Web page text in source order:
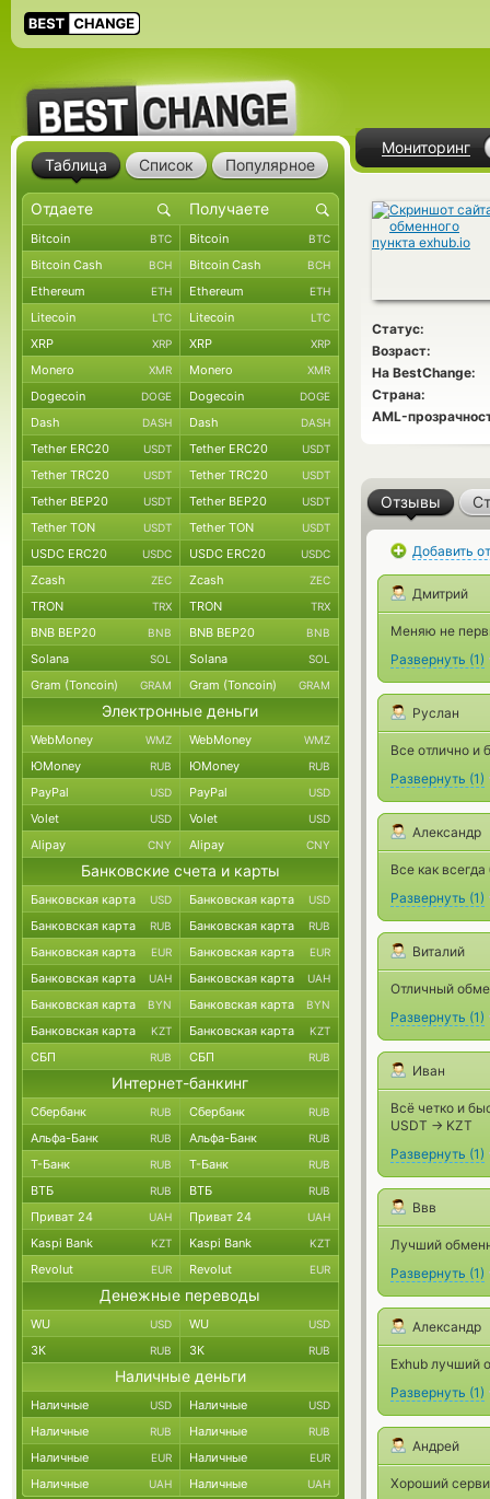
Мониторинг
Статус:
Возраст:
На BestChange:
Страна:
AML-
Отзывы
Добавить
Дмитрий
Меняю не
Развернуть (1)
Руслан
Все отлично и
Развернуть (1)
Александр
Все как
Развернуть (1)
Виталий
Отличный
Развернуть (1)
Иван
Всё четко и
USDT -> KZT
Развернуть (1)
Ввв
Лучший
Развернуть (1)
Александр
Exhub лучший
Развернуть (1)
Андрей
Хороший
Таблица Список Популярное
Bitcoin BTC Bitcoin BTC
Bitcoin Cash BCH Bitcoin Cash BCH
Ethereum ETH Ethereum ETH
Litecoin LTC Litecoin LTC
XRP XRP XRP XRP
Monero XMR Monero XMR
Dogecoin DOGE Dogecoin DOGE
Dash DASH Dash DASH
Tether ERC20 USDT Tether ERC20 USDT
Tether TRC20 USDT Tether TRC20 USDT
Tether BEP20 USDT Tether BEP20 USDT
Tether TON USDT Tether TON USDT
USDC ERC20 USDC USDC ERC20 USDC
Zcash ZEC Zcash ZEC
TRON TRX TRON TRX
BNB BEP20 BNB BNB BEP20 BNB
Solana SOL Solana SOL
Gram (Toncoin) GRAM Gram (Toncoin) GRAM
Электронные деньги
WebMoney WMZ WebMoney WMZ
ЮMoney RUB ЮMoney RUB
PayPal USD PayPal USD
Volet USD Volet USD
Alipay CNY Alipay CNY
Банковские счета и карты
Банковская карта USD Банковская карта USD
Банковская карта RUB Банковская карта RUB
Банковская карта EUR Банковская карта EUR
Банковская карта UAH Банковская карта UAH
Банковская карта BYN Банковская карта BYN
Банковская карта KZT Банковская карта KZT
СБП RUB СБП RUB
Интернет-банкинг
Сбербанк RUB Сбербанк RUB
Альфа-Банк RUB Альфа-Банк RUB
Т-Банк RUB Т-Банк RUB
ВТБ RUB ВТБ RUB
Приват 24 UAH Приват 24 UAH
Kaspi Bank KZT Kaspi Bank KZT
Revolut EUR Revolut EUR
Денежные переводы
WU USD WU USD
ЗК RUB ЗК RUB
Наличные деньги
Наличные USD Наличные USD
Наличные RUB Наличные RUB
Наличные EUR Наличные EUR
Наличные UAH Наличные UAH